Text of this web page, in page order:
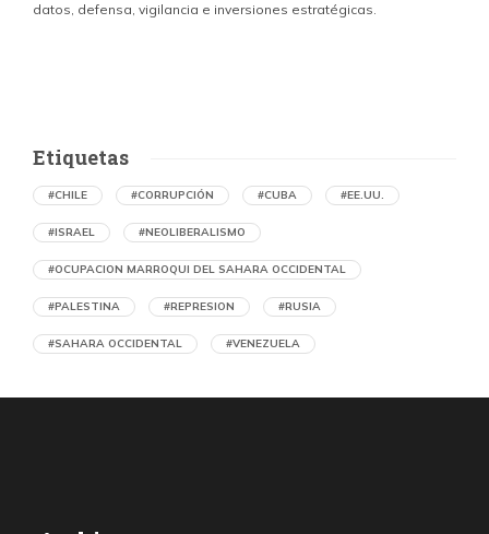
datos, defensa, vigilancia e inversiones estratégicas.
Denuncian en Chile una operación de
Etiquetas
#CHILE #CORRUPCIÓN #CUBA #EE.UU.
#ISRAEL #NEOLIBERALISMO
#OCUPACION MARROQUI DEL SAHARA OCCIDENTAL
#PALESTINA #REPRESION #RUSIA
#SAHARA OCCIDENTAL #VENEZUELA